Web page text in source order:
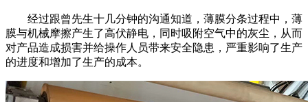
经过跟曾先生十几分钟的沟通知道，薄膜分条过程中，薄
膜与机械摩擦产生了高伏静电，同时吸附空气中的灰尘，从而
对产品造成损害并给操作人员带来安全隐患，严重影响了生产
的进度和增加了生产的成本。